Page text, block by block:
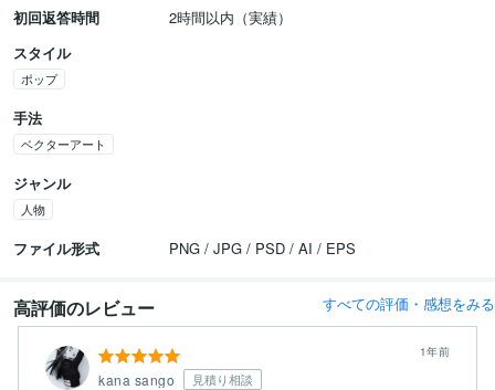
初回返答時間
2時間以内（実績）
スタイル
ポップ
手法
ベクターアート
ジャンル
人物
ファイル形式 PNG / JPG / PSD / AI / EPS
高評価のレビュー すべての評価・感想をみる
kana sango 見積り相談
1年前